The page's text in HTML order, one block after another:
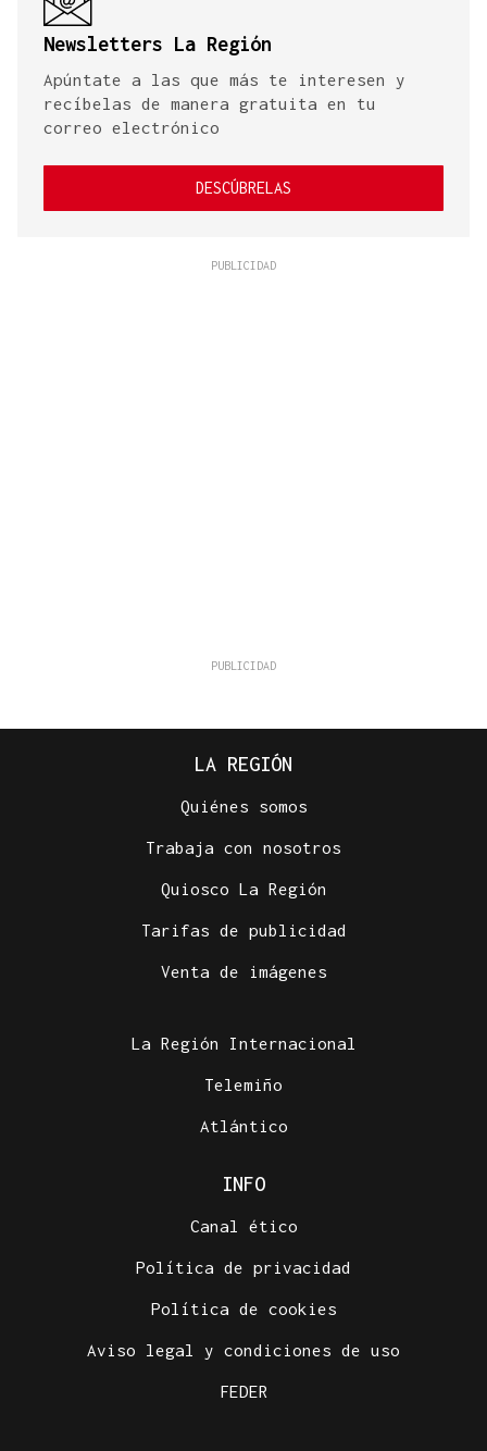
Newsletters La Región
Apúntate a las que más te interesen y
recíbelas de manera gratuita en tu
correo electrónico
DESCÚBRELAS
LA REGIÓN
Quiénes somos
Trabaja con nosotros
Quiosco La Región
Tarifas de publicidad
Venta de imágenes
La Región Internacional
Telemiño
Atlántico
INFO
Canal ético
Política de privacidad
Política de cookies
Aviso legal y condiciones de uso
FEDER